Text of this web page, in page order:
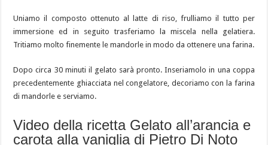
Uniamo il composto ottenuto al latte di riso, frulliamo il tutto per
immersione ed in seguito trasferiamo la miscela nella gelatiera.
Tritiamo molto finemente le mandorle in modo da ottenere una farina.
Dopo circa 30 minuti il gelato sarà pronto. Inseriamolo in una coppa
precedentemente ghiacciata nel congelatore, decoriamo con la farina
di mandorle e serviamo.
Video della ricetta Gelato all’arancia e
carota alla vaniglia di Pietro Di Noto